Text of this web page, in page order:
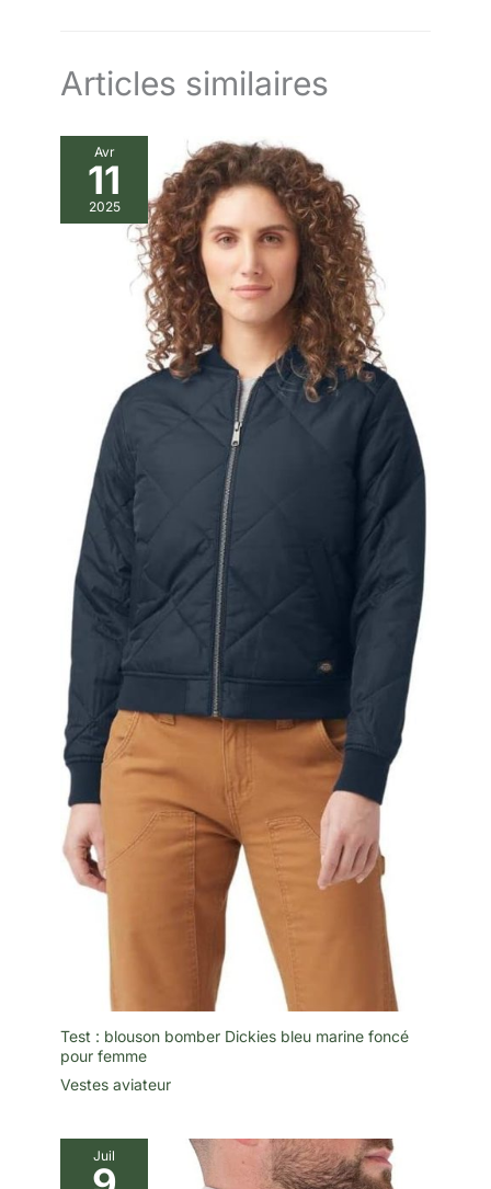
Articles similaires
Avr
11
2025
Test : blouson bomber Dickies bleu marine foncé
pour femme
Vestes aviateur
Juil